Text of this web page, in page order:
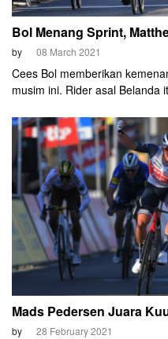
Bol Menang Sprint,
by 08 March 2021
Cees Bol memberikan
musim ini. Rider asal Belanda
Mads Pedersen Juara
by 28 February 2021